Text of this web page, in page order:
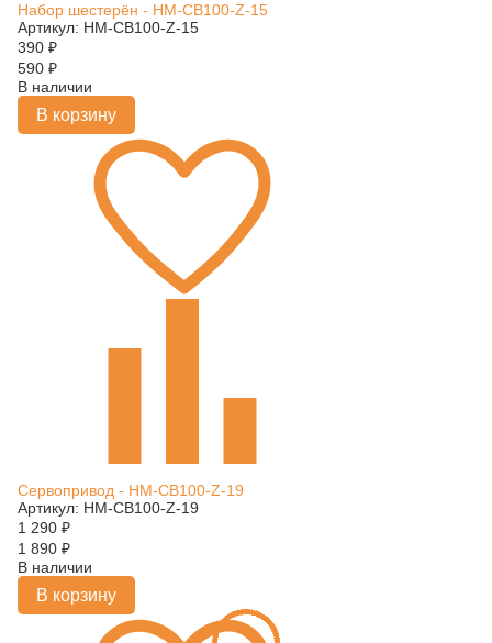
Набор шестерён - HM-CB100-Z-15
Артикул: HM-CB100-Z-15
390 ₽
590 ₽
В наличии
В корзину
Сервопривод - HM-CB100-Z-19
Артикул: HM-CB100-Z-19
1 290 ₽
1 890 ₽
В наличии
В корзину